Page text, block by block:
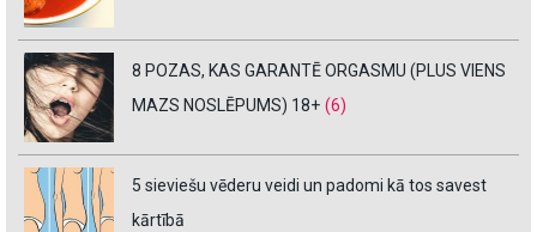
8 POZAS, KAS GARANTĒ ORGASMU (PLUS VIENS
MAZS NOSLĒPUMS) 18+ (6)
5 sieviešu vēderu veidi un padomi kā tos savest
kārtībā